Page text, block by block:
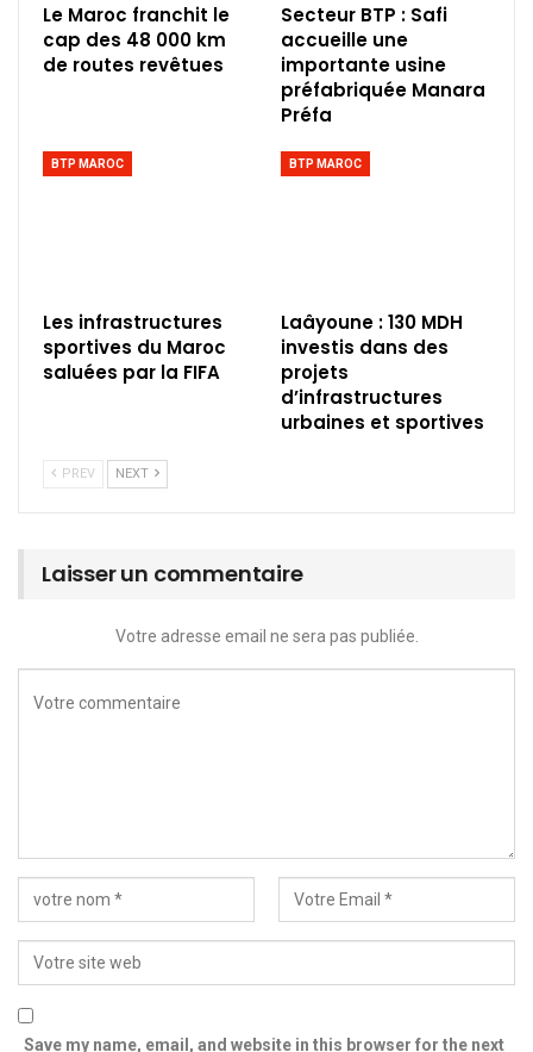
Le Maroc franchit le
cap des 48 000 km
de routes revêtues
Secteur BTP : Safi
accueille une
importante usine
préfabriquée Manara
Préfa
BTP MAROC
Les infrastructures
sportives du Maroc
saluées par la FIFA
BTP MAROC
Laâyoune : 130 MDH
investis dans des
projets
d’infrastructures
urbaines et sportives
PREV NEXT
Laisser un commentaire
Votre adresse email ne sera pas publiée.
Save my name, email, and website in this browser for the next